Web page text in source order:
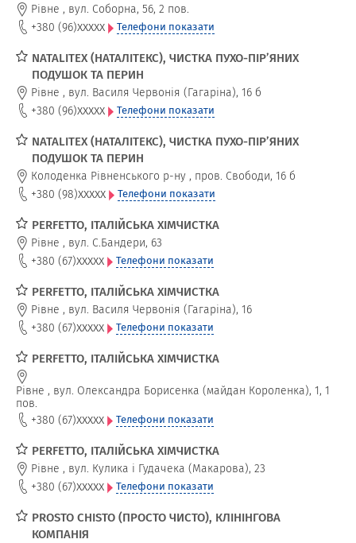
Рівне , вул. Соборна, 56, 2 пов.
+380 (96)xxxxx Телефони показати
NATALITEX (НАТАЛІТЕКС), ЧИСТКА ПУХО-ПІР’ЯНИХ
ПОДУШОК ТА ПЕРИН
Рівне , вул. Василя Червонія (Гагаріна), 16 б
+380 (96)xxxxx Телефони показати
NATALITEX (НАТАЛІТЕКС), ЧИСТКА ПУХО-ПІР’ЯНИХ
ПОДУШОК ТА ПЕРИН
Колоденка Рівненського р-ну , пров. Свободи, 16 б
+380 (98)xxxxx Телефони показати
PERFETTO, ІТАЛІЙСЬКА ХІМЧИСТКА
Рівне , вул. С.Бандери, 63
+380 (67)xxxxx Телефони показати
PERFETTO, ІТАЛІЙСЬКА ХІМЧИСТКА
Рівне , вул. Василя Червонія (Гагаріна), 16
+380 (67)xxxxx Телефони показати
PERFETTO, ІТАЛІЙСЬКА ХІМЧИСТКА
Рівне , вул. Олександра Борисенка (майдан Короленка), 1, 1
пов.
+380 (67)xxxxx Телефони показати
PERFETTO, ІТАЛІЙСЬКА ХІМЧИСТКА
Рівне , вул. Кулика і Гудачека (Макарова), 23
+380 (67)xxxxx Телефони показати
PROSTO CHISTO (ПРОСТО ЧИСТО), КЛІНІНГОВА
КОМПАНІЯ